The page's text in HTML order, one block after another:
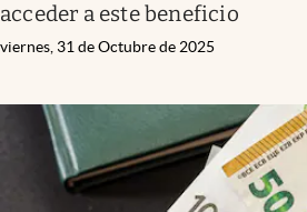
acceder a este beneficio
viernes, 31 de Octubre de 2025